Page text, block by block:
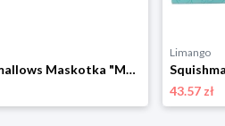
Squishmallows Maskotka "Marvel - Groot" - 3+ rozmiar: onesize
Limango
43.57 zł